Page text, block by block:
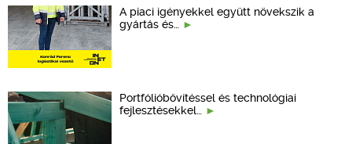
A piaci igényekkel együtt növekszik a
gyártás és…
Portfólióbővítéssel és technológiai
fejlesztésekkel…